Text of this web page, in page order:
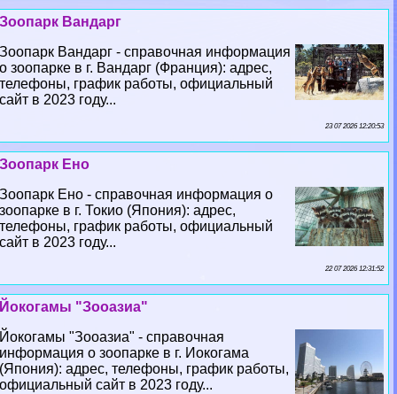
Зоопарк Вандарг
Зоопарк Вандарг - справочная информация
о зоопарке в г. Вандарг (Франция): адрес,
телефоны, график работы, официальный
сайт в 2023 году...
23 07 2026 12:20:53
Зоопарк Ено
Зоопарк Ено - справочная информация о
зоопарке в г. Токио (Япония): адрес,
телефоны, график работы, официальный
сайт в 2023 году...
22 07 2026 12:31:52
Йокогамы "Зооазиа"
Йокогамы "Зооазиа" - справочная
информация о зоопарке в г. Иокогама
(Япония): адрес, телефоны, график работы,
официальный сайт в 2023 году...